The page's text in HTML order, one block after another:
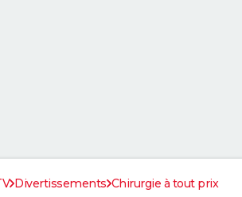
Divertissements Chirurgie à tout prix